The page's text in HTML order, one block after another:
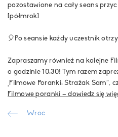
pozostawione na cały seans
[półmrok]
🎈Po seansie każdy uczestnik
Zapraszamy również na kolejne
o godzinie 10:30! Tym razem
„Filmowe Poranki: Strażak Sam”,
Filmowe poranki – dowiedz się
Wróć